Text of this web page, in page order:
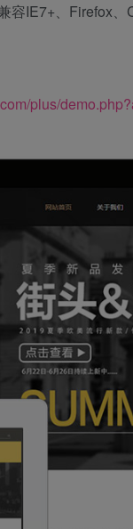
容IE7+、Firefox、
plus/